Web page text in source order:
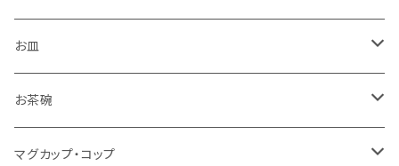
お皿
角皿
丸皿
お茶碗
大サイズ
マグカップ・コップ